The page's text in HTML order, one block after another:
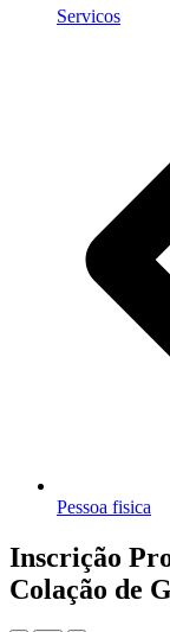
Servicos
Pessoa fisica
Inscrição
Colação de